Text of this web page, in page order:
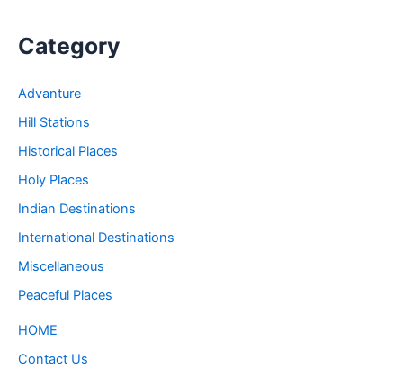
Category
Advanture
Hill Stations
Historical Places
Holy Places
Indian Destinations
International Destinations
Miscellaneous
Peaceful Places
HOME
Contact Us